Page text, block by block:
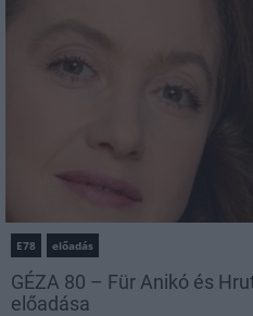
E78 előadás
GÉZA 80 – Für Anikó és
előadása